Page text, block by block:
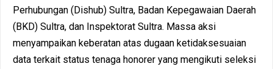
Perhubungan (Dishub) Sultra, Badan Kepegawaian Daerah
(BKD) Sultra, dan Inspektorat Sultra. Massa aksi
menyampaikan keberatan atas dugaan ketidaksesuaian
data terkait status tenaga honorer yang mengikuti seleksi